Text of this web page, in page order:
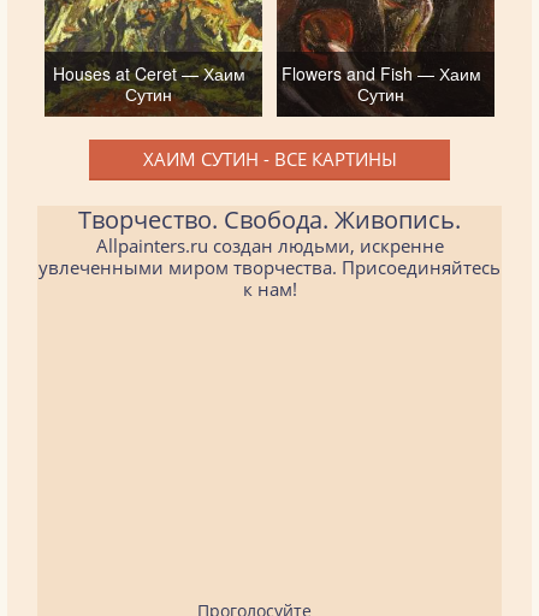
Houses at Ceret — Хаим
Сутин
Flowers and Fish — Хаим
Сутин
ХАИМ СУТИН - ВСЕ КАРТИНЫ
Творчество. Свобода. Живопись.
Allpainters.ru создан людьми, искренне
увлеченными миром творчества. Присоединяйтесь
к нам!
Проголосуйте